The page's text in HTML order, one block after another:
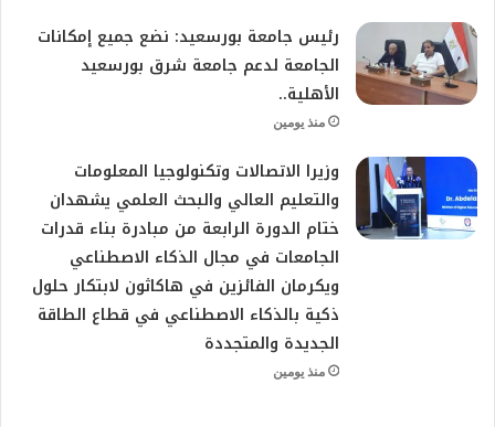
رئيس جامعة بورسعيد: نضع جميع إمكانات
الجامعة لدعم جامعة شرق بورسعيد
الأهلية..
منذ يومين
وزيرا الاتصالات وتكنولوجيا المعلومات
والتعليم العالي والبحث العلمي يشهدان
ختام الدورة الرابعة من مبادرة بناء قدرات
الجامعات في مجال الذكاء الاصطناعي
ويكرمان الفائزين في هاكاثون لابتكار حلول
ذكية بالذكاء الاصطناعي في قطاع الطاقة
الجديدة والمتجددة
منذ يومين